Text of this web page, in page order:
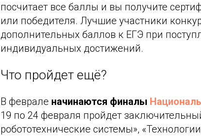
посчитает все баллы и вы получите
или победителя. Лучшие участники
дополнительных баллов к ЕГЭ при
индивидуальных достижений.
Что пройдет ещё?
В феврале начинаются финалы
19 по 24 февраля пройдет
робототехнические системы»,